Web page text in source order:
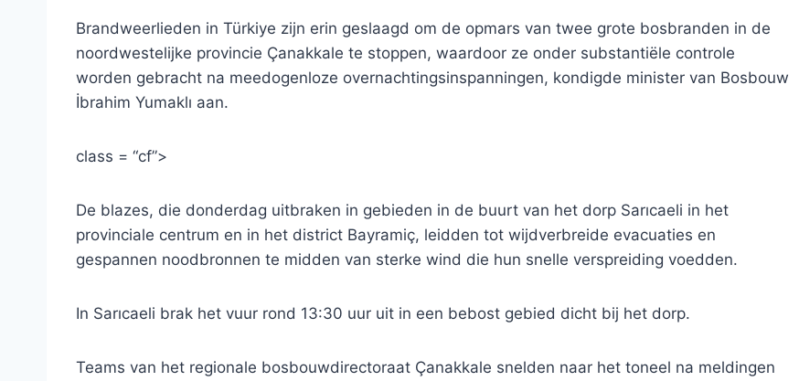
Brandweerlieden in Türkiye zijn erin geslaagd om de opmars van twee grote bosbranden in de
noordwestelijke provincie Çanakkale te stoppen, waardoor ze onder substantiële controle
worden gebracht na meedogenloze overnachtingsinspanningen, kondigde minister van Bosbouw
İbrahim Yumaklı aan.
class = “cf”>
De blazes, die donderdag uitbraken in gebieden in de buurt van het dorp Sarıcaeli in het
provinciale centrum en in het district Bayramiç, leidden tot wijdverbreide evacuaties en
gespannen noodbronnen te midden van sterke wind die hun snelle verspreiding voedden.
In Sarıcaeli brak het vuur rond 13:30 uur uit in een bebost gebied dicht bij het dorp.
Teams van het regionale bosbouwdirectoraat Çanakkale snelden naar het toneel na meldingen